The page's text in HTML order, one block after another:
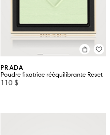
PRADA
Poudre fixatrice rééquilibrante Reset
110 $